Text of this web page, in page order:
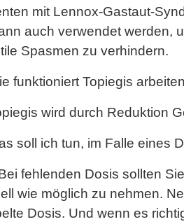
mit Lennox-Gastaut-
auch verwendet werden,
Spasmen zu verhindern.
funktioniert Topiegis
wird durch Reduktion
soll ich tun, im Falle eines
fehlenden Dosis sollten
wie möglich zu nehmen.
Dosis. Und wenn es